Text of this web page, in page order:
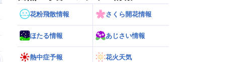
花粉飛散情報 さくら開花情報
ほたる情報 あじさい情報
熱中症予報 花火天気